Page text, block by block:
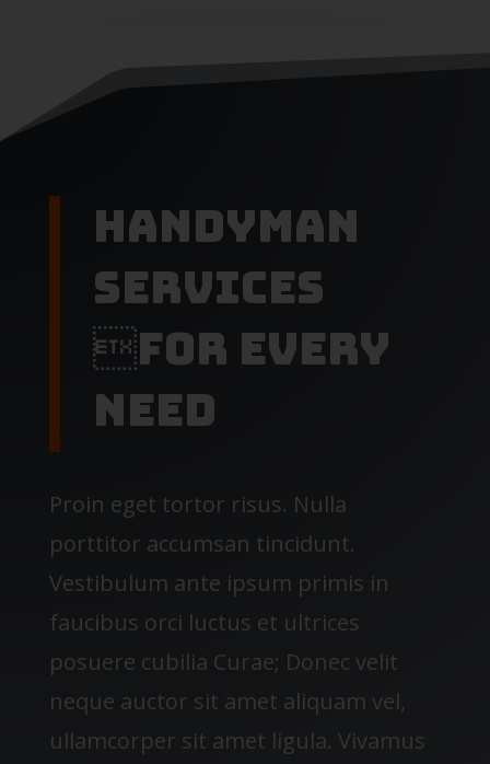
Handyman
Services
For Every
Need
Proin eget tortor risus. Nulla
porttitor accumsan tincidunt.
Vestibulum ante ipsum primis in
faucibus orci luctus et ultrices
posuere cubilia Curae; Donec velit
neque auctor sit amet aliquam vel,
ullamcorper sit amet ligula. Vivamus